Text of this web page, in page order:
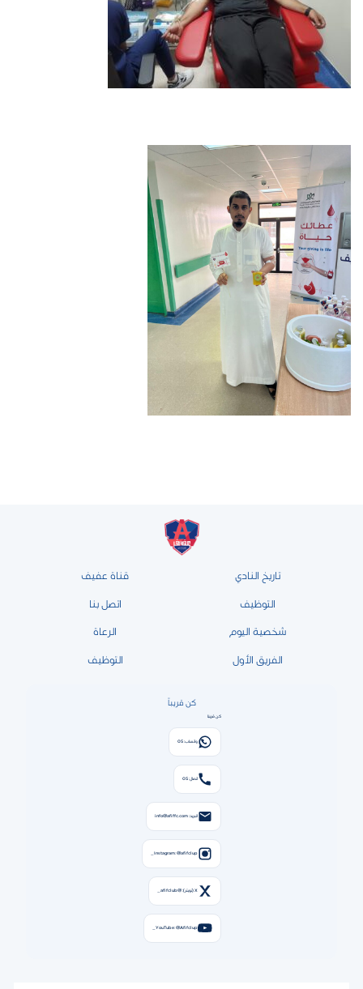
تاريخ النادي قناة عفيف
التوظيف اتصل بنا
شخصية اليوم الرعاة
الفريق الأول التوظيف
كن قريباً
كن قريبًا
واتساب: 05
اتصال: 05
البريد: info@afiffc.com
Instagram: @afifclup_
X (تويتر): @afifclub_
YouTube: @Afifclup_